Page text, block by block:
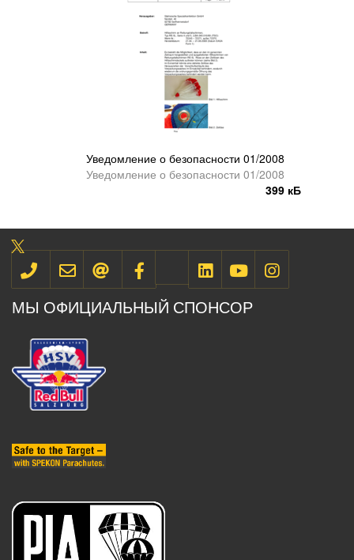
Уведомление о безопасности 01/2008
Уведомление о безопасности 01/2008
399 кБ
МЫ ОФИЦИАЛЬНЫЙ СПОНСОР